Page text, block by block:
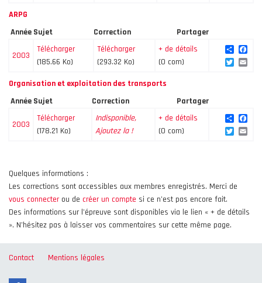
ARPG
Année Sujet Correction Partager
2003
Télécharger
(185.66 Ko)
Télécharger
(293.32 Ko)
+ de détails
(0 com)
Share
Twitter
Organisation et exploitation des transports
Année Sujet Correction Partager
2003
Télécharger
(178.21 Ko)
Indisponible,
Ajoutez la !
+ de détails
(0 com)
Share
Twitter
Quelques informations :
Les corrections sont accessibles aux membres enregistrés. Merci de
vous connecterou de créer un compte si ce n’est pas encore fait.
Des informations sur l’épreuve sont disponibles via le lien « + de détails
». N’hésitez pas à laisser vos commentaires sur cette même page.
Contact Mentions légales